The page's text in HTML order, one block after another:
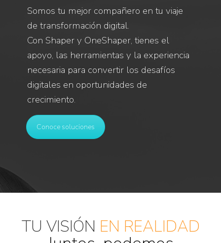
Somos tu mejor compañero en tu viaje
de transformación digital.
Con Shaper y OneShaper, tienes el
apoyo, las herramientas y la experiencia
necesaria para convertir los desafíos
digitales en oportunidades de
crecimiento.
Conoce soluciones
TU VISIÓN EN REALIDAD